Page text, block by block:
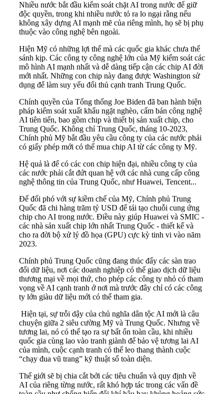
Nhiều nước bắt đầu kiểm soát chặt AI trong nước để giữ
độc quyền, trong khi nhiều nước tỏ ra lo ngại rằng nếu
không xây dựng AI mạnh mẽ của riêng mình, họ sẽ bị phụ
thuộc vào công nghệ bên ngoài.
Hiện Mỹ có những lợi thế mà các quốc gia khác chưa thể
sánh kịp. Các công ty công nghệ lớn của Mỹ kiểm soát các
mô hình AI mạnh nhất và dễ dàng tiếp cận các chip AI đời
mới nhất. Những con chip này đang được Washington sử
dụng để làm suy yếu đối thủ cạnh tranh Trung Quốc.
Chính quyền của Tổng thống Joe Biden đã ban hành biện
pháp kiểm soát xuất khẩu ngặt nghèo, cấm bán công nghệ
AI tiên tiến, bao gồm chip và thiết bị sản xuất chip, cho
Trung Quốc. Không chỉ Trung Quốc, tháng 10-2023,
Chính phủ Mỹ bắt đầu yêu cầu công ty của các nước phải
có giấy phép mới có thể mua chip AI từ các công ty Mỹ.
Hệ quả là để có các con chip hiện đại, nhiều công ty của
các nước phải cắt đứt quan hệ với các nhà cung cấp công
nghệ thông tin của Trung Quốc, như Huawei, Tencent...
Để đối phó với sự kiềm chế của Mỹ, Chính phủ Trung
Quốc đã chi hàng trăm tỷ USD để tái tạo chuỗi cung ứng
chip cho AI trong nước. Điều này giúp Huawei và SMIC -
các nhà sản xuất chip lớn nhất Trung Quốc - thiết kế và
cho ra đời bộ xử lý đồ họa (GPU) cực kỳ tinh vi vào năm
2023.
Chính phủ Trung Quốc cũng đang thúc đẩy các sàn trao
đổi dữ liệu, nơi các doanh nghiệp có thể giao dịch dữ liệu
thương mại về mọi thứ, cho phép các công ty nhỏ có tham
vọng về AI cạnh tranh ở nơi mà trước đây chỉ có các công
ty lớn giàu dữ liệu mới có thể tham gia.
Hiện tại, sự trỗi dậy của chủ nghĩa dân tộc AI mới là câu
chuyện giữa 2 siêu cường Mỹ và Trung Quốc. Nhưng về
tương lai, nó có thể tạo ra sự bất ổn toàn cầu, khi nhiều
quốc gia cùng lao vào tranh giành để bảo vệ tương lai AI
của mình, cuộc cạnh tranh có thể leo thang thành cuộc
“chạy đua vũ trang” kỹ thuật số toàn diện.
Thế giới sẽ bị chia cắt bởi các tiêu chuẩn và quy định về
AI của riêng từng nước, rất khó hợp tác trong các vấn đề